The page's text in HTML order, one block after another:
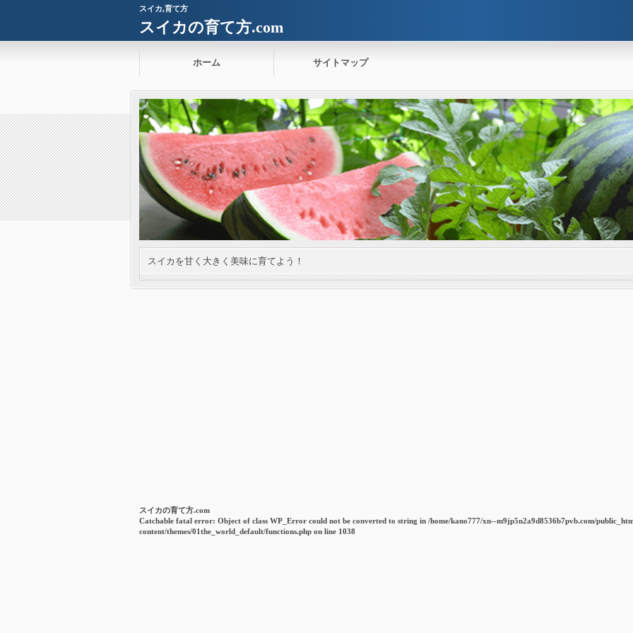
スイカ,育て方
スイカの育て方.com
ホーム サイトマップ
スイカを甘く大きく美味に育てよう！
スイカの育て方.com
Catchable fatal error: Object of class WP_Error could not be converted to string in /home/kano777/xn--m9jp5n2a9d8536b7pvb.com/
content/themes/01the_world_default/functions.php on line 1038